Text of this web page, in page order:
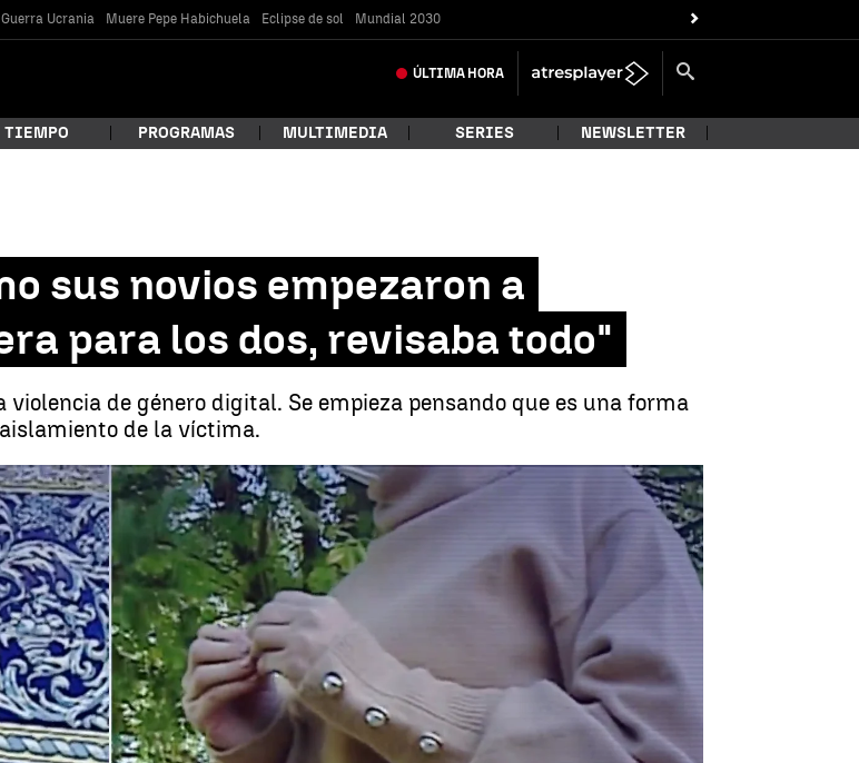
Guerra Ucrania Muere Pepe Habichuela Eclipse de sol Mundial 2030
ÚLTIMA HORA
TIEMPO PROGRAMAS MULTIMEDIA SERIES NEWSLETTER
sus novios empezaron a
para los dos, revisaba todo"
de género digital. Se empieza pensando que es una forma
de la víctima.
sus novios empezaron a maltratarlas: "El móvil era para los dos, revisaba todo" | antena3noticias.com